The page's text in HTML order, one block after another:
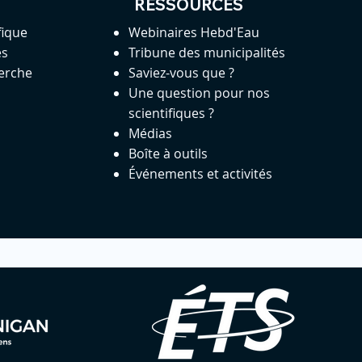
RESSOURCES
Webinaires Hebd'Eau
Tribune des municipalités
Saviez-vous que ?
Une question pour nos
scientifiques ?
Médias
Boîte à outils
Événements et activités